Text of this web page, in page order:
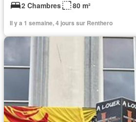
2 Chambres
80 m²
Il y a 1 semaine, 4 jours sur Renthero